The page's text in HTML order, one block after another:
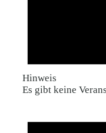
Hinweis
Es gibt keine